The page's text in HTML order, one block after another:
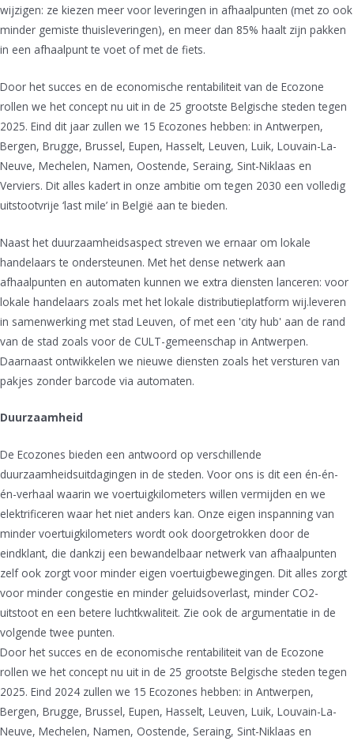
wijzigen: ze kiezen meer voor leveringen in afhaalpunten (met zo ook
minder gemiste thuisleveringen), en meer dan 85% haalt zijn pakken
in een afhaalpunt te voet of met de fiets.
Door het succes en de economische rentabiliteit van de Ecozone
rollen we het concept nu uit in de 25 grootste Belgische steden tegen
2025. Eind dit jaar zullen we 15 Ecozones hebben: in Antwerpen,
Bergen, Brugge, Brussel, Eupen, Hasselt, Leuven, Luik, Louvain-La-
Neuve, Mechelen, Namen, Oostende, Seraing, Sint-Niklaas en
Verviers. Dit alles kadert in onze ambitie om tegen 2030 een volledig
uitstootvrije ‘last mile’ in België aan te bieden.
Naast het duurzaamheidsaspect streven we ernaar om lokale
handelaars te ondersteunen. Met het dense netwerk aan
afhaalpunten en automaten kunnen we extra diensten lanceren: voor
lokale handelaars zoals met het lokale distributieplatform wij.leveren
in samenwerking met stad Leuven, of met een 'city hub' aan de rand
van de stad zoals voor de CULT-gemeenschap in Antwerpen.
Daarnaast ontwikkelen we nieuwe diensten zoals het versturen van
pakjes zonder barcode via automaten.
Duurzaamheid
De Ecozones bieden een antwoord op verschillende
duurzaamheidsuitdagingen in de steden. Voor ons is dit een én-én-
én-verhaal waarin we voertuigkilometers willen vermijden en we
elektrificeren waar het niet anders kan. Onze eigen inspanning van
minder voertuigkilometers wordt ook doorgetrokken door de
eindklant, die dankzij een bewandelbaar netwerk van afhaalpunten
zelf ook zorgt voor minder eigen voertuigbewegingen. Dit alles zorgt
voor minder congestie en minder geluidsoverlast, minder CO2-
uitstoot en een betere luchtkwaliteit. Zie ook de argumentatie in de
volgende twee punten.
Door het succes en de economische rentabiliteit van de Ecozone
rollen we het concept nu uit in de 25 grootste Belgische steden tegen
2025. Eind 2024 zullen we 15 Ecozones hebben: in Antwerpen,
Bergen, Brugge, Brussel, Eupen, Hasselt, Leuven, Luik, Louvain-La-
Neuve, Mechelen, Namen, Oostende, Seraing, Sint-Niklaas en